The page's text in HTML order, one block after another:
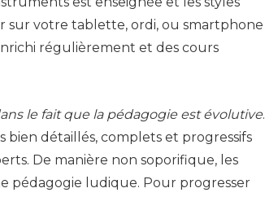
sur votre tablette, ordi, ou smartphone
régulièrement et des cours
le fait que la pédagogie est évolutive.
bien détaillés, complets et progressifs
De manière non soporifique, les
pédagogie ludique. Pour progresser